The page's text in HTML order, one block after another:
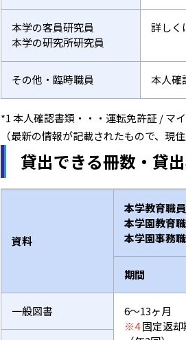
本学の客員研究員
本学の研究所研究員
詳しく
その他・臨時職員 本人確
*1 本人確認書類・・・運転免許証 / マ
（最新の情報が記載されたもので、現
貸出できる冊数・貸出
資料
本学教育職員
本学園教育
本学園事務
期間
一般図書
6～13ヶ月
※4固定返却